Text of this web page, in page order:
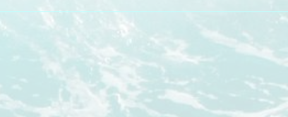
avec le bureau.
accueil des Groupes (CE, Club, …)
accueil des Groupes (CE, Club, …)
de l'évènementiel
le temps d’informer la sous-